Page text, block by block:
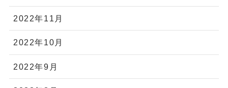
2022年11月
2022年10月
2022年9月